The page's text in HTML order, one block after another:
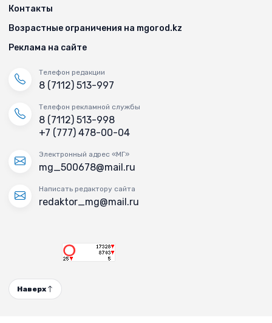
Контакты
Возрастные ограничения на mgorod.kz
Реклама на сайте
Телефон редакции
8 (7112) 513-997
Телефон рекламной службы
8 (7112) 513-998
+7 (777) 478-00-04
Электронный адрес «МГ»
mg_500678@mail.ru
Написать редактору сайта
redaktor_mg@mail.ru
Наверх